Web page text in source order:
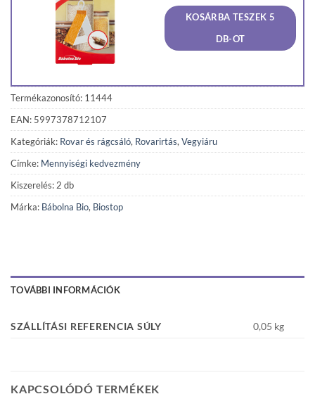
was:
1
440 Ft.
is:
368
KOSÁRBA TESZEK 5
DB-OT
Termékazonosító: 11444
EAN: 5997378712107
Kategóriák: Rovar és rágcsáló, Rovarirtás, Vegyiáru
Címke: Mennyiségi kedvezmény
Kiszerelés: 2 db
Márka: Bábolna Bio, Biostop
TOVÁBBI INFORMÁCIÓK
SZÁLLÍTÁSI REFERENCIA SÚLY 0,05 kg
KAPCSOLÓDÓ TERMÉKEK